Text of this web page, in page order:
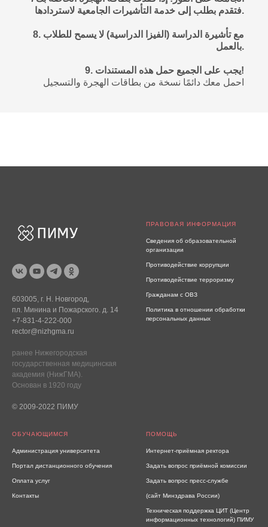
فتقدم بطلب إلى خدمة التأشيرات الجامعية لاستردادها.
8. مع تأشيرة الدراسة (الفيزا الدراسية) لا يسمح للطلاب
بالعمل.
9. يجب على الجميع حمل هذه المستندات!
احمل معك دائمًا نسخة من بطاقات الهجرة والتسجيل
603005, г. Н. Новгород,
пл. Минина и Пожарского. д. 14
+7-831-4-222-000
rector@nizhgma.ru
ранее Нижегородская
государственная медицинская
академия (НижГМА).
Основан в 1920 году
© 2009-2022 ПИМУ
ПРАВОВАЯ ИНФОРМАЦИЯ
Сведения об образовательной
организации
Противодействие коррупции
Противодействие терроризму
Гражданам с ОВЗ
Политика в отношении обработки
персональных данных
ОБУЧАЮЩИМСЯ
Администрация университета
Портал дистанционного обучения
Оплата услуг
Контакты
ПОМОЩЬ
Интернет-приёмная ректора
Задать вопрос приёмной комиссии
Задать вопрос пресс-службе
(сайт Минздрава России)
Техническая поддержка ЦИТ (Центр
информационных технологий) ПИМУ